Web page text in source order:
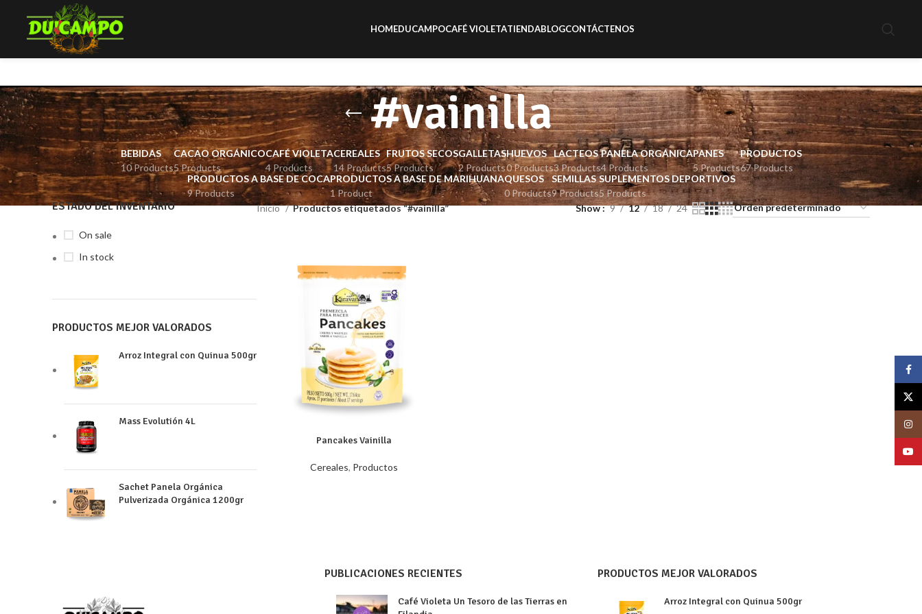
HOMEDUCAMPOCAFÉ VIOLETATIENDABLOGCONTÁCTENOS
#vainilla
BEBIDAS
10 Products
CACAO ORGÁNICO
5 Products
CAFÉ VIOLETA
4 Products
CEREALES
14 Products
FRUTOS SECOS
5 Products
GALLETAS
2 Products
HUEVOS
0 Products
LACTEOS
3 Products
PANELA ORGÁNICA
4 Products
PANES
5 Products
PRODUCTOS
67 Products
PRODUCTOS A BASE DE COCA
9 Products
PRODUCTOS A BASE DE MARIHUANA
1 Product
QUESOS
0 Products
SEMILLAS
9 Products
SUPLEMENTOS DEPORTIVOS
5 Products
ESTADO DEL INVENTARIO
On sale
In stock
PRODUCTOS MEJOR VALORADOS
Arroz Integral con Quinua 500gr
Mass Evolutión 4L
Sachet Panela Orgánica
Pulverizada Orgánica 1200gr
Inicio Productos etiquetados “#vainilla” Show 9 12 18 24
Pancakes Vainilla
Cereales, Productos
PUBLICACIONES RECIENTES
Café Violeta Un Tesoro de las Tierras en
PRODUCTOS MEJOR VALORADOS
Arroz Integral con Quinua 500gr